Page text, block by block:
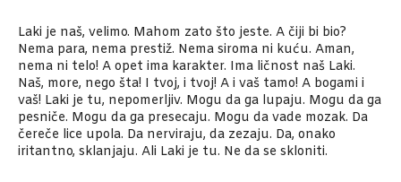
Laki je naš, velimo. Mahom zato što jeste. A čiji bi bio?
Nema para, nema prestiž. Nema siroma ni kuću. Aman,
nema ni telo! A opet ima karakter. Ima ličnost naš Laki.
Naš, more, nego šta! I tvoj, i tvoj! A i vaš tamo! A bogami i
vaš! Laki je tu, nepomerljiv. Mogu da ga lupaju. Mogu da ga
pesniče. Mogu da ga presecaju. Mogu da vade mozak. Da
čereče lice upola. Da nerviraju, da zezaju. Da, onako
iritantno, sklanjaju. Ali Laki je tu. Ne da se skloniti.